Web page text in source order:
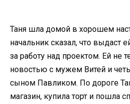
Таня шла домой в хорошем
начальник сказал, что выдаст
за работу над проектом. Ей не
новостью с мужем Витей и
сыном Павликом. По дороге
магазин, купила торт и пошла